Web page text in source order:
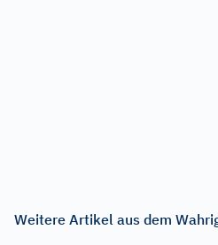
Weitere Artikel aus dem